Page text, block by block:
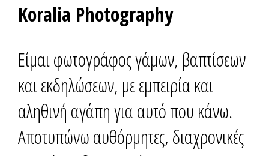
Φωτογράφοι Γάμου Αθήνα
Φωτογράφοι Γάμου Θεσσαλονίκη
Φωτογράφοι Γάμου στην Ελλάδα
QR Code για γάμο
Ηλεκτρονικό προσκλητήριο
Koralia Photography
Είμαι φωτογράφος γάμων, βαπτίσεων
και εκδηλώσεων, με εμπειρία και
αληθινή αγάπη για αυτό που κάνω.
Αποτυπώνω αυθόρμητες, διαχρονικές